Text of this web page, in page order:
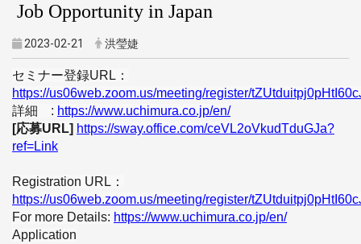
Job Opportunity in Japan
2023-02-21 洪瑩婕
セミナー登録URL ：
https://us06web.zoom.us/meeting/register/
詳細 : https://www.uchimura.co.jp/en/
[応募URL] https://sway.office.com/ceVL2oVkudTduGJa?
ref=Link
Registration URL ：
https://us06web.zoom.us/meeting/register/
For more Details: https://www.uchimura.co.jp/en/
Application